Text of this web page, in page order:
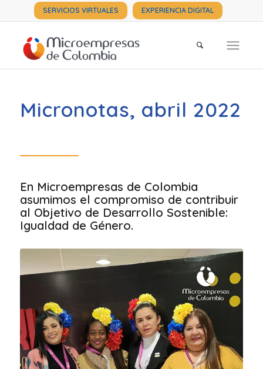
SERVICIOS VIRTUALES EXPERIENCIA DIGITAL
Micronotas, abril 2022
En Microempresas de Colombia
asumimos el compromiso de contribuir
al Objetivo de Desarrollo Sostenible:
Igualdad de Género.